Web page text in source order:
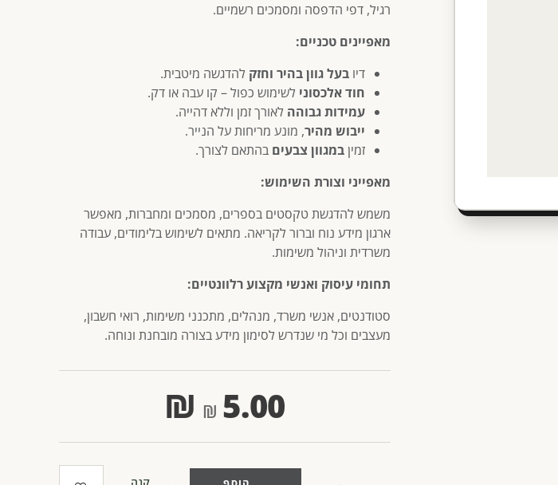
רגיל, דפי הדפסה ומסמכים רשמיים.
מאפיינים טכניים:
דיובעל גוון בהיר וחזק להדגשה מיטבית.
חוד אלכסוני לשימוש כפול – קו עבה או דק.
עמידות גבוהה לאורך זמן וללא דהייה.
ייבוש מהיר, מונע מריחות על הנייר.
זמיןבמגוון צבעים בהתאם לצורך.
מאפייני וצורת השימוש:
משמש להדגשת טקסטים בספרים, מסמכים ומחברות, מאפשר
ארגון מידע נוח וברור לקריאה. מתאים לשימוש בלימודים, עבודה
משרדית וניהול משימות.
תחומי עיסוק ואנשי מקצוע רלוונטיים:
סטודנטים, אנשי משרד, מנהלים, מתכנני משימות, רואי חשבון,
מעצבים וכל מי שנדרש לסימון מידע בצורה מובחנת ונוחה.
5.00
₪